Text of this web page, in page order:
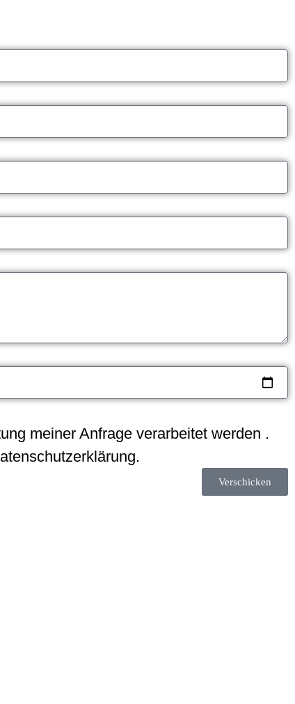
meiner Anfrage verarbeitet werden .
Verschicken